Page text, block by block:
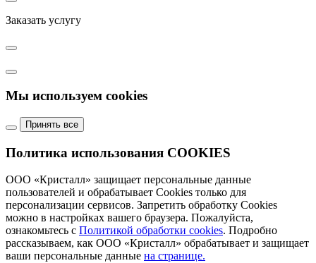
Заказать услугу
Мы используем cookies
Принять все
Политика использования COOKIES
ООО «Кристалл» защищает персональные данные
пользователей и обрабатывает Cookies только для
персонализации сервисов. Запретить обработку Cookies
можно в настройках вашего браузера. Пожалуйста,
ознакомьтесь с Политикой обработки cookies. Подробно
рассказываем, как ООО «Кристалл» обрабатывает и защищает
ваши персональные данные на странице.